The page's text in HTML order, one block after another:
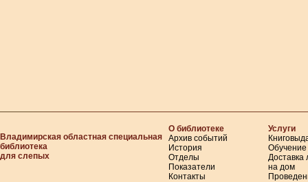
Владимирская областная специальная
библиотека
для слепых
О библиотеке
Архив событий
История
Отделы
Показатели
Контакты
Услуги
Обучение
Доставка
на дом